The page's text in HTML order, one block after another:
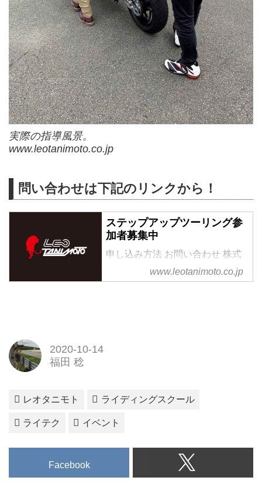
実際の指導風景。
www.leotanimoto.co.jp
問い合わせは下記のリンクから！
ステップアップツーリング参
加者募集中
申し込み方法 お問い合わせ 株式
会社レオタニモト 観光教育事業
部 TEL.075-314-0051 京都市右京
www.leotanimoto.co.jp
2020-10-14
福田 稔
レオタニモト ライディングスクール
ライテク イベント
Facebook